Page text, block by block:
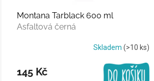
Montana Tarblack 600 ml
Asfaltová černá
Skladem (>10 ks)
145 Kč